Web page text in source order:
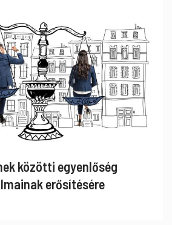
közötti egyenlőség
erősítésére